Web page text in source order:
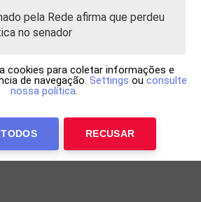
pela Rede afirma que perdeu
no senador
cookies para coletar informações e
de navegação. Settings ou consulte
nossa política.
RECUSAR